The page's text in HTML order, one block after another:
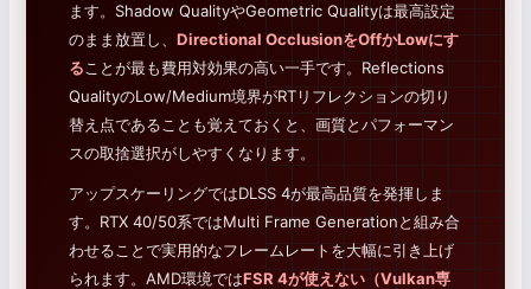
ます。Shadow QualityやGeometric Qualityは最高設定
のまま放置し、Directional OcclusionをOffかLowにす
る ことが最も費用対効果の高い一手です。Reflections
QualityのLow/Medium境界がRTリフレクションの切り
替え点であることも覚えておくと、画質とパフォーマン
スの取捨選択がしやすくなります。
アップスケーリングではDLSS 4が最高品質を発揮しま
す。RTX 40/50系ではMulti Frame Generationと組み合
わせることで実用的なフレームレートを大幅に引き上げ
られます。AMD環境ではFSR 4が使えない（Vulkan専